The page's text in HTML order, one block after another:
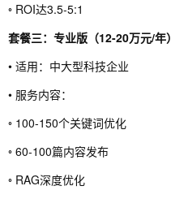
◦ ROI达3.5-5:1
套餐三：专业版（12-20万元/年）
• 适用：中大型科技企业
• 服务内容：
◦ 100-150个关键词优化
◦ 60-100篇内容发布
◦ RAG深度优化